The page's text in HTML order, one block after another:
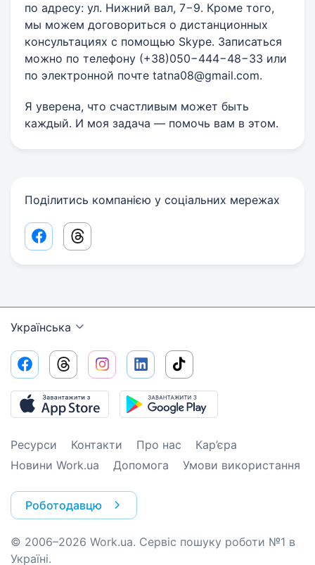
по адресу: ул. Нижний вал, 7−9. Кроме того,
мы можем договориться о дистанционных
консультациях с помощью Skype. Записаться
можно по телефону (+38)050−444−48−33 или
по электронной почте tatna08@gmail.com.
Я уверена, что счастливым может быть
каждый. И моя задача — помочь вам в этом.
Поділитись компанією у соціальних мережах
Facebook share link
Threads share link
Українська
Ресурси Контакти Про нас
Кар’єра
Новини Work.ua
Допомога Умови використання
Роботодавцю
© 2006–2026 Work.ua. Сервіс пошуку роботи №1 в
Україні.